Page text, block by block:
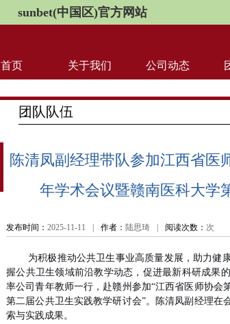
sunbet(中国区)官方网站
首页 关于我们 公司动态
团队队伍
陈清凤副经理带队参加江西省医
年学术会议暨赣南医科大学
发布时间： 2025-11-11 作者： 陆思琦 阅读次数： 次
为积极推动公共卫生事业高质量发展，助力健
握公共卫生领域前沿教学动态，促进最新科研成果
率公司青年教师一行，赴赣州参加“江西省医师协会
第二届公共卫生实践教学研讨会”。陈清凤副经理
索与实践成果。